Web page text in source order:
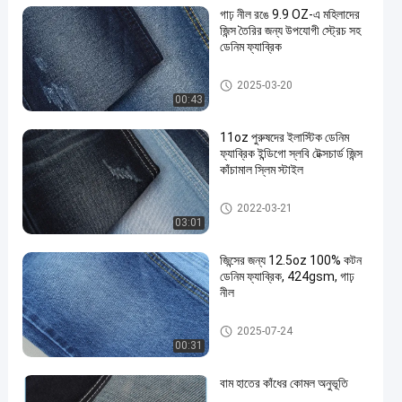
00:43
গাঢ় নীল রঙে 9.9 OZ-এ মহিলাদের
জিন্স তৈরির জন্য উপযোগী স্ট্রেচ সহ
ডেনিম ফ্যাব্রিক
স্ট্রেচ ডেনিম ফ্যাব্রিক
2025-03-20
03:01
11oz পুরুষদের ইলাস্টিক ডেনিম
ফ্যাব্রিক ইন্ডিগো স্লবি টেক্সচার্ড জিন্স
কাঁচামাল স্লিম স্টাইল
কটন পলিয়েস্টার স্প্যানডেক্স ডেনিম ফ্যাব্রিক
2022-03-21
00:31
জিন্সের জন্য 12.5oz 100% কটন
ডেনিম ফ্যাব্রিক, 424gsm, গাঢ়
নীল
100 কটন ডেনিম ফ্যাব্রিক
2025-07-24
বাম হাতের কাঁধের কোমল অনুভূতি